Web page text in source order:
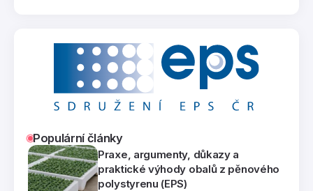
Populární články
Praxe, argumenty, důkazy a
praktické výhody obalů z pěnového
polystyrenu (EPS)